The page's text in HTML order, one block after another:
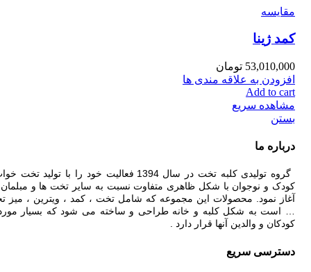
بستن
مقایسه
کمد ژینا
53,010,000 تومان
افزودن به علاقه مندی ها
Add to cart
مشاهده سریع
درباره ما
گروه تولیدی کلبه تخت در سال 1394 فعالیت خود را با تولید
کودک و نوجوان با شکل ظاهری متفاوت نسبت به سایر تخت ها و
آغاز نمود. محصولات این مجموعه که شامل تخت ، کمد ، ویترین ، میز
… است به شکل کلبه و خانه طراحی و ساخته می شود که بسیار
کودکان و والدین آنها قرار دارد .
دسترسی سریع